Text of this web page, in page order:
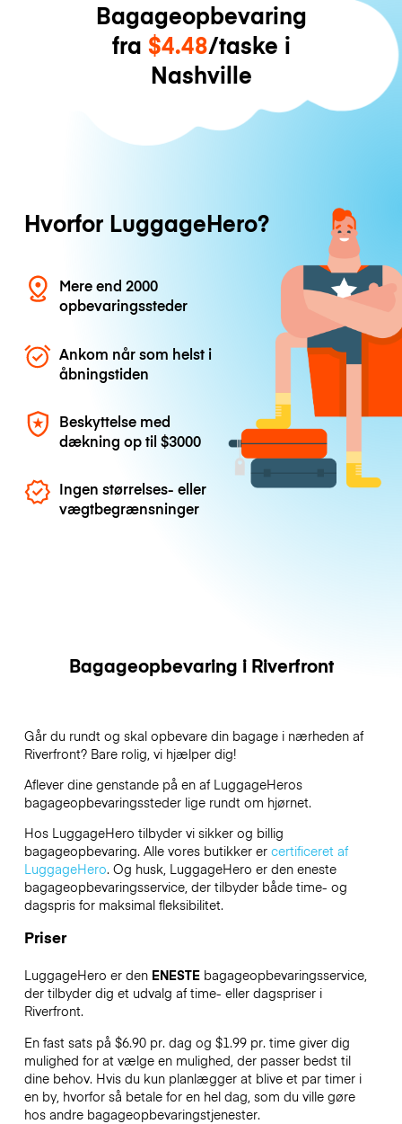
Bagageopbevaring
fra $4.48/taske i
Nashville
Hvorfor LuggageHero?
Mere end 2000
opbevaringssteder
Ankom når som helst i
åbningstiden
Beskyttelse med
dækning op til$3000
Ingen størrelses- eller
vægtbegrænsninger
Bagageopbevaring i Riverfront
Går du rundt og skal opbevare din bagage i nærheden af
Riverfront? Bare rolig, vi hjælper dig!
Aflever dine genstande på en af LuggageHeros
bagageopbevaringssteder lige rundt om hjørnet.
Hos LuggageHero tilbyder vi sikker og billig
bagageopbevaring. Alle vores butikker er certificeret af
LuggageHero. Og husk, LuggageHero er den eneste
bagageopbevaringsservice, der tilbyder både time- og
dagspris for maksimal fleksibilitet.
Priser
LuggageHero er den ENESTEbagageopbevaringsservice,
der tilbyder dig et udvalg af time- eller dagspriser i
Riverfront.
En fast sats på $6.90 pr. dag og $1.99 pr. time giver dig
mulighed for at vælge en mulighed, der passer bedst til
dine behov. Hvis du kun planlægger at blive et par timer i
en by, hvorfor så betale for en hel dag, som du ville gøre
hos andre bagageopbevaringstjenester.